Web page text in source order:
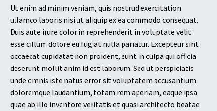
Ut enim ad minim veniam, quis nostrud exercitation
ullamco laboris nisi ut aliquip ex ea commodo consequat.
Duis aute irure dolor in reprehenderit in voluptate velit
esse cillum dolore eu fugiat nulla pariatur. Excepteur sint
occaecat cupidatat non proident, sunt in culpa qui officia
deserunt mollit anim id est laborum. Sed ut perspiciatis
unde omnis iste natus error sit voluptatem accusantium
doloremque laudantium, totam rem aperiam, eaque ipsa
quae ab illo inventore veritatis et quasi architecto beatae